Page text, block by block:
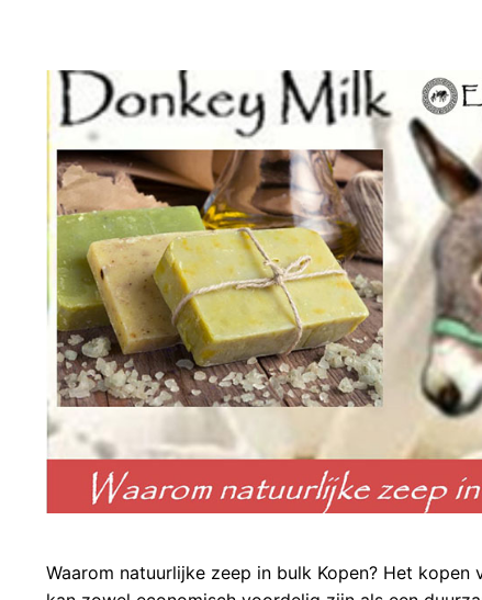
Waarom natuurlijke zeep in bulk Kopen? Het kopen